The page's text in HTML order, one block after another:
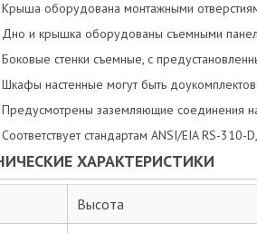
Крыша оборудована монтажными
Дно и крышка оборудованы съемными
Боковые стенки съемные, с
Шкафы настенные могут быть
Предусмотрены заземляющие соединения
Соответствует стандартам ANSI/EIA RS-
ХАРАКТЕРИСТИКИ
Высота